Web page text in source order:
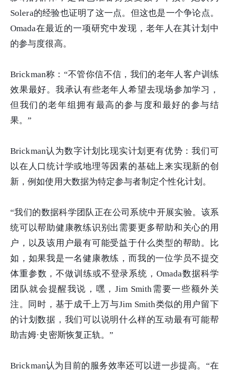
Solera的经验也证明了这一点。但这也是一个争论点。
Omada在最近的一项研究中发现，老年人在其计划中
的参与度很高。
Brickman称：“不管你信不信，我们的老年人客户训练
效果最好。我承认有些老年人希望去现场参加学习，
但我们的老年组拥有最高的参与度和最好的参与结
果。”
Brickman认为数字计划比现实计划更有优势：我们可
以在人口统计学或地理等因素的基础上来实现新的创
新，例如使用大数据为特定参与者制定个性化计划。
“我们的数据科学团队正在公司系统中开展实验。该系
统可以帮助健康教练识别出需要更多帮助和关心的用
户，以及该用户最有可能受益于什么类型的帮助。比
如，如果我是一名健康教练，而我的一位学员不提交
体重参数，不做训练或不登录系统，Omada数据科学
团队就会提醒我说，嘿，Jim Smith需要一些额外关
注。同时，基于成千上万与Jim Smith类似的用户留下
的计划数据，我们可以说明什么样的互动最有可能帮
助吉姆·史密斯恢复正轨。”
Brickman认为目前的服务效率还可以进一步提高。“在